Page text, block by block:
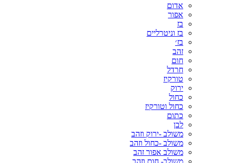
אדום
אפור
בז
בז וניטרליים
בז׳
זהב
חום
חרדל
טורקיז
ירוק
כחול
כחול וטורקיז
כתום
לבן
משולב -ירוק וזהב
משולב -כחול וזהב
משולב אפור זהב
משולב- חום וזהב